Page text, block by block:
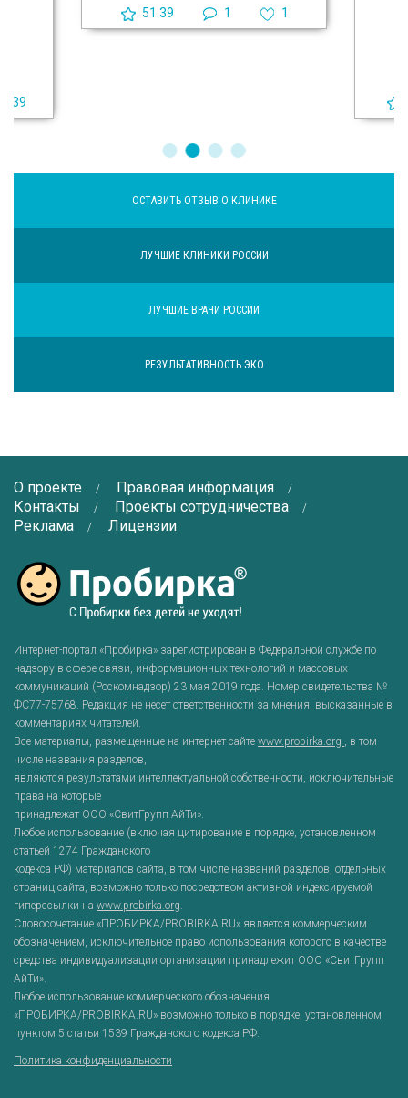
39
51.39 1 1
ОСТАВИТЬ ОТЗЫВ О КЛИНИКЕ
ЛУЧШИЕ КЛИНИКИ РОССИИ
ЛУЧШИЕ ВРАЧИ РОССИИ
РЕЗУЛЬТАТИВНОСТЬ ЭКО
О проекте
Правовая информация
Контакты
Проекты сотрудничества
Реклама
Лицензии
Интернет-портал «Пробирка» зарегистрирован в Федеральной службе по
надзору в сфере связи, информационных технологий и массовых
коммуникаций (Роскомнадзор) 23 мая 2019 года. Номер свидетельства №
ФС77-75768. Редакция не несет ответственности за мнения, высказанные в
комментариях читателей.
Все материалы, размещенные на интернет-сайте www.probirka.org , в том
числе названия разделов,
являются результатами интеллектуальной собственности, исключительные
права на которые
принадлежат ООО «СвитГрупп АйТи».
Любое использование (включая цитирование в порядке, установленном
статьей 1274 Гражданского
кодекса РФ) материалов сайта, в том числе названий разделов, отдельных
страниц сайта, возможно только посредством активной индексируемой
гиперссылки на www.probirka.org.
Словосочетание «ПРОБИРКА/PROBIRKA.RU» является коммерческим
обозначением, исключительное право использования которого в качестве
средства индивидуализации организации принадлежит ООО «СвитГрупп
АйТи».
Любое использование коммерческого обозначения
«ПРОБИРКА/PROBIRKA.RU» возможно только в порядке, установленном
пунктом 5 статьи 1539 Гражданского кодекса РФ.
Политика конфиденциальности